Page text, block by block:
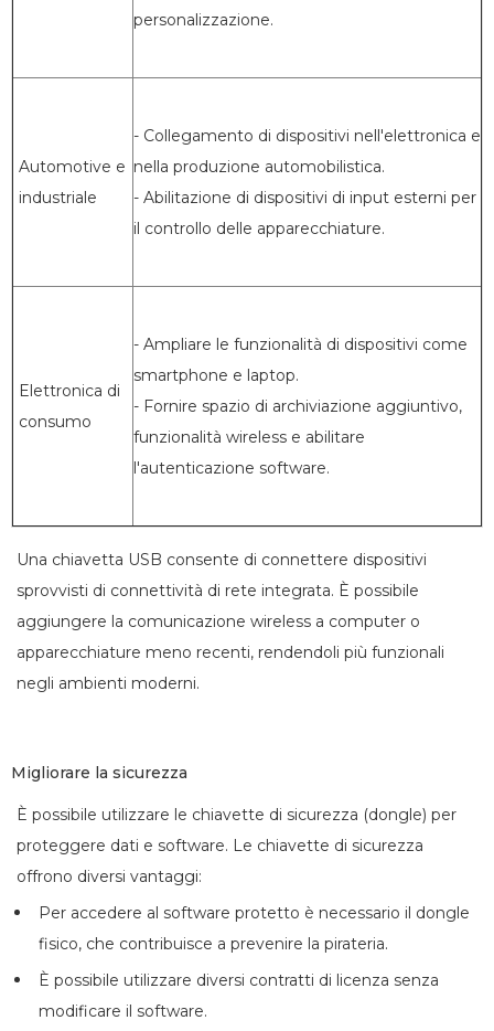
personalizzazione.
Automotive e
industriale
- Collegamento di dispositivi nell'elettronica e
nella produzione automobilistica.
- Abilitazione di dispositivi di input esterni per
il controllo delle apparecchiature.
Elettronica di
consumo
- Ampliare le funzionalità di dispositivi come
smartphone e laptop.
- Fornire spazio di archiviazione aggiuntivo,
funzionalità wireless e abilitare
l'autenticazione software.
Una chiavetta USB consente di connettere dispositivi
sprovvisti di connettività di rete integrata. È possibile
aggiungere la comunicazione wireless a computer o
apparecchiature meno recenti, rendendoli più funzionali
negli ambienti moderni.
Migliorare la sicurezza
È possibile utilizzare le chiavette di sicurezza (dongle) per
proteggere dati e software. Le chiavette di sicurezza
offrono diversi vantaggi:
Per accedere al software protetto è necessario il dongle
fisico, che contribuisce a prevenire la pirateria.
È possibile utilizzare diversi contratti di licenza senza
modificare il software.